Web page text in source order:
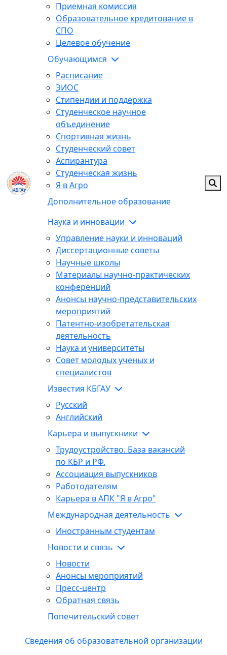
Приемная комиссия
Образовательное кредитование в
СПО
Целевое обучение
Обучающимся
Расписание
ЭИОС
Стипендии и поддержка
Студенческое научное
объединение
Спортивная жизнь
Студенческий совет
Аспирантура
Студенческая жизнь
Я в Агро
Дополнительное образование
Наука и инновации
Управление науки и инноваций
Диссертационные советы
Научные школы
Материалы научно-практических
конференций
Анонсы научно-представительских
мероприятий
Патентно-изобретательская
деятельность
Наука и университеты
Совет молодых ученых и
специалистов
Известия КБГАУ
Русский
Английский
Карьера и выпускники
Трудоустройство. База вакансий
по КБР и РФ.
Ассоциация выпускников
Работодателям
Карьера в АПК "Я в Агро"
Международная деятельность
Иностранным студентам
Новости и связь
Новости
Анонсы мероприятий
Пресс-центр
Обратная связь
Попечительский совет
Сведения об образовательной организации